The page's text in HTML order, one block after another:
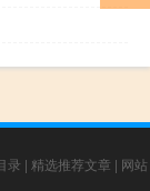
录 | 精选推荐文章 | 网站